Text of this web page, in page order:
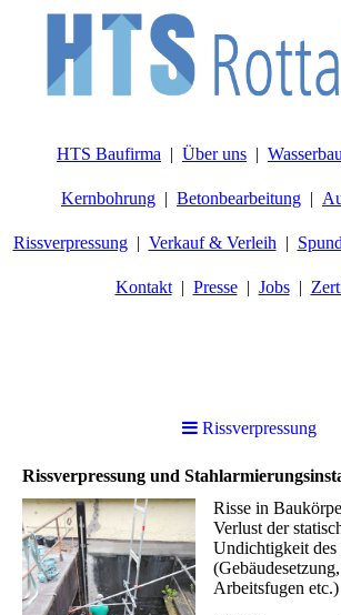
HTS Baufirma Über uns Wasserbau
Kernbohrung Betonbearbeitung
Rissverpressung Verkauf & Verleih
Kontakt Presse Jobs
Rissverpressung
Rissverpressung und
Risse in
Verlust der
Undichtigkeit des
Arbeitsfugen etc.)